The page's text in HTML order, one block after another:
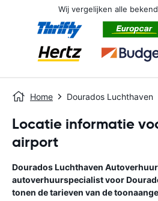
Wij vergelijken alle
Home Dourados Luchthaven
Locatie informatie
airport
Dourados Luchthaven
autoverhuurspecialist voor
tonen de tarieven van de